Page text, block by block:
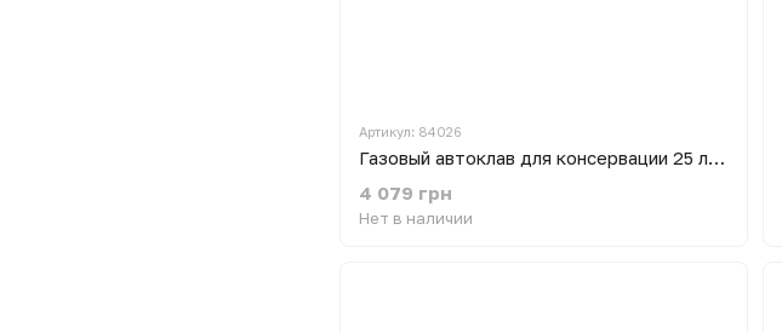
Артикул: 84026
Газовый автоклав для консервации 25 л на 21 банку 0.5 л / 10 банок 1.0 л VEGiS с широкой самоподжимной крышкой
4 079 грн
Нет в наличии